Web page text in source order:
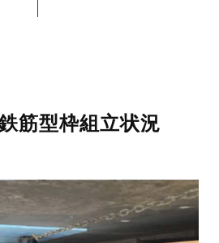
筋型枠組立状況